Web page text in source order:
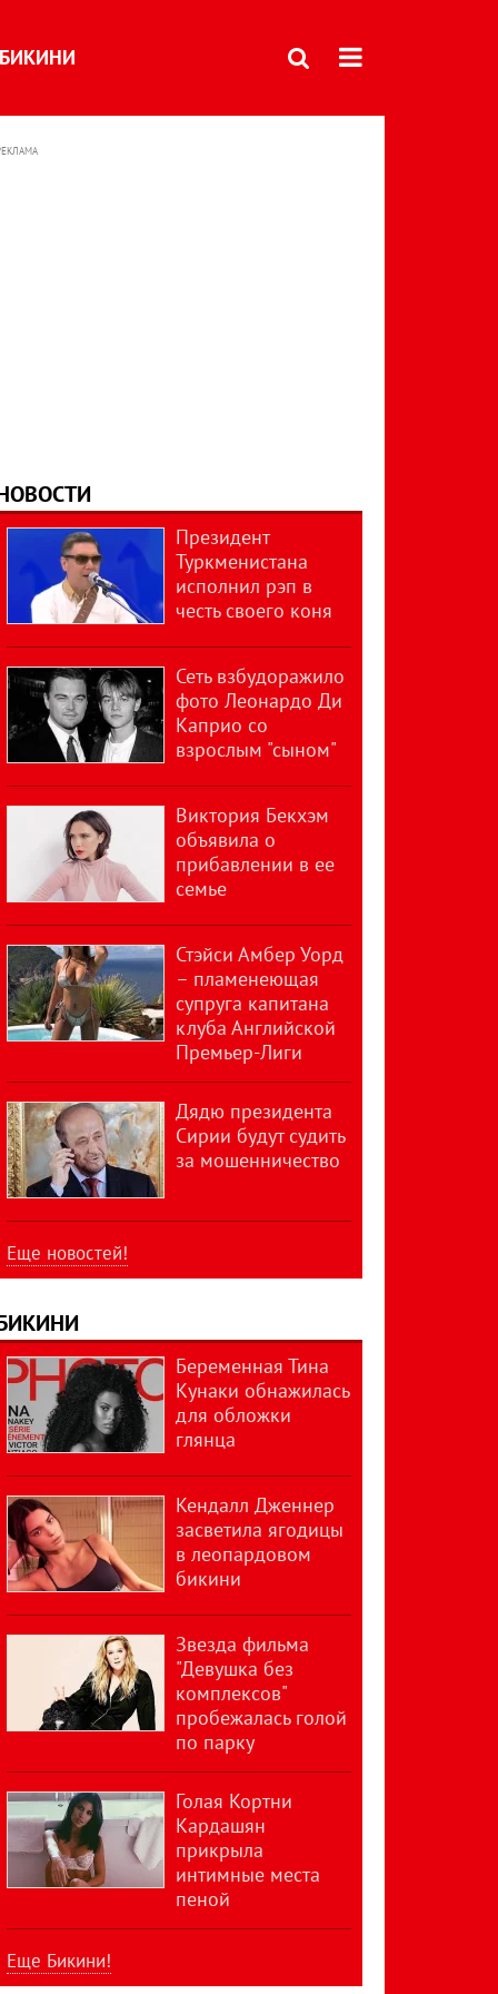
БИКИНИ
Президент
Туркменистана
исполнил рэп в
честь своего коня
Сеть взбудоражило
фото Леонардо Ди
Каприо со
взрослым "сыном"
Виктория Бекхэм
объявила о
прибавлении в ее
семье
Стэйси Амбер Уорд
– пламенеющая
супруга капитана
клуба Английской
Премьер-Лиги
Дядю президента
Сирии будут судить
за мошенничество
Еще новостей!
Беременная Тина
Кунаки обнажилась
для обложки
глянца
Кендалл Дженнер
засветила ягодицы
в леопардовом
бикини
Звезда фильма
"Девушка без
комплексов"
пробежалась голой
по парку
Голая Кортни
Кардашян
прикрыла
интимные места
пеной
Еще Бикини!